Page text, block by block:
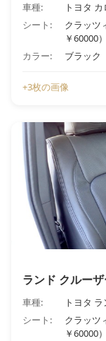
車種:
トヨタ
シート:
クラッツ
￥60000）
カラー:
ブラック
+3枚の画像
ランド クルー
車種:
トヨタ
シート:
クラッツ
￥60000）